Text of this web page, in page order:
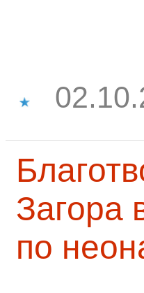
Загора
по